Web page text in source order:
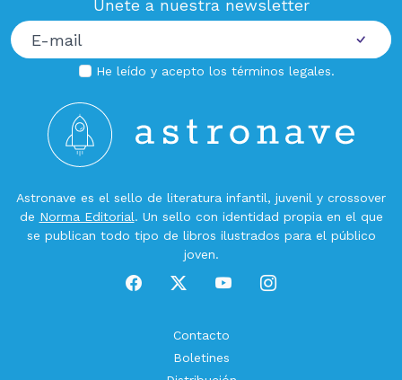
Únete a nuestra newsletter
He leído y acepto los términos legales.
Astronave es el sello de literatura infantil, juvenil y crossover
de Norma Editorial. Un sello con identidad propia en el que
se publican todo tipo de libros ilustrados para el público
joven.
Contacto
Boletines